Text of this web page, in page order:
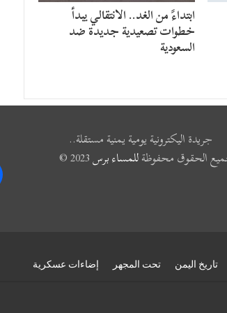
​ابتداءً من الغد.. الانتقالي يبدأ
خطوات تصعيدية جديدة ضد
السعودية
اليكترونية يومية يمنية مستقلة..
الحقوق محفوظةللمساء برس
تاريخ اليمن تحت المجهر إضاءات عسكرية